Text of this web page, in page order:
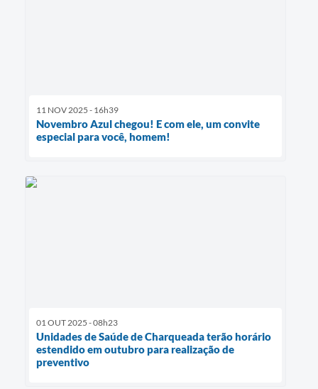
11 NOV 2025 - 16h39
Novembro Azul chegou! E com ele, um convite
especial para você, homem!
01 OUT 2025 - 08h23
Unidades de Saúde de Charqueada terão horário
estendido em outubro para realização de
preventivo